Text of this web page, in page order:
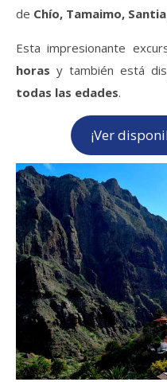
de Chío, Tamaimo,
Esta impresionante
horas y también está
todas las edades.
¡Ver